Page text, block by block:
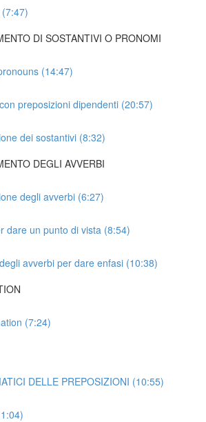
DI SOSTANTIVI O PRONOMI
(14:47)
preposizioni dipendenti (20:57)
dei sostantivi (8:32)
DEGLI AVVERBI
degli avverbi (6:27)
dare un punto di vista (8:54)
avverbi per dare enfasi (10:38)
(7:24)
DELLE PREPOSIZIONI (10:55)